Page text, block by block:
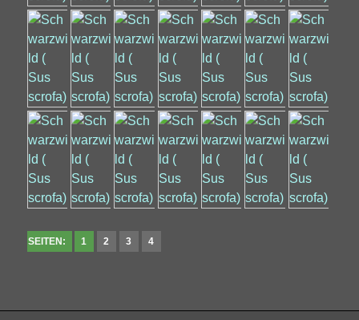
SEITEN: 1 2 3 4